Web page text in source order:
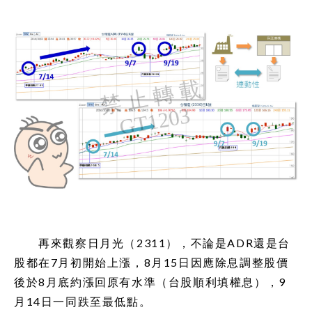
再來觀察日月光（2311），不論是ADR還是台
股都在7月初開始上漲，8月15日因應除息調整股價
後於8月底約漲回原有水準（台股順利填權息），9
月14日一同跌至最低點。